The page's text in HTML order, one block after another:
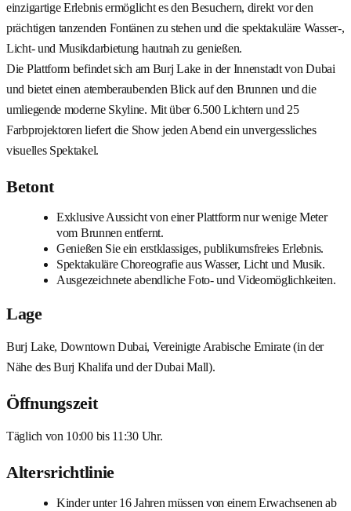
einzigartige Erlebnis ermöglicht es den Besuchern, direkt vor den
prächtigen tanzenden Fontänen zu stehen und die spektakuläre Wasser-,
Licht- und Musikdarbietung hautnah zu genießen.
Die Plattform befindet sich am Burj Lake in der Innenstadt von Dubai
und bietet einen atemberaubenden Blick auf den Brunnen und die
umliegende moderne Skyline. Mit über 6.500 Lichtern und 25
Farbprojektoren liefert die Show jeden Abend ein unvergessliches
visuelles Spektakel.
Betont
Exklusive Aussicht von einer Plattform nur wenige Meter
vom Brunnen entfernt.
Genießen Sie ein erstklassiges, publikumsfreies Erlebnis.
Spektakuläre Choreografie aus Wasser, Licht und Musik.
Ausgezeichnete abendliche Foto- und Videomöglichkeiten.
Lage
Burj Lake, Downtown Dubai, Vereinigte Arabische Emirate (in der
Nähe des Burj Khalifa und der Dubai Mall).
Öffnungszeit
Täglich von 10:00 bis 11:30 Uhr.
Altersrichtlinie
Kinder unter 16 Jahren müssen von einem Erwachsenen ab